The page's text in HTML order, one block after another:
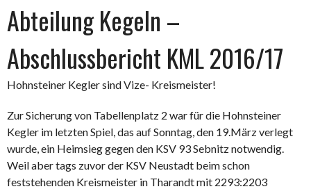
Abteilung Kegeln –
Abschlussbericht KML 2016/17
Hohnsteiner Kegler sind Vize- Kreismeister!
Zur Sicherung von Tabellenplatz 2 war für die Hohnsteiner
Kegler im letzten Spiel, das auf Sonntag, den 19.März verlegt
wurde, ein Heimsieg gegen den KSV 93 Sebnitz notwendig.
Weil aber tags zuvor der KSV Neustadt beim schon
feststehenden Kreismeister in Tharandt mit 2293:2203